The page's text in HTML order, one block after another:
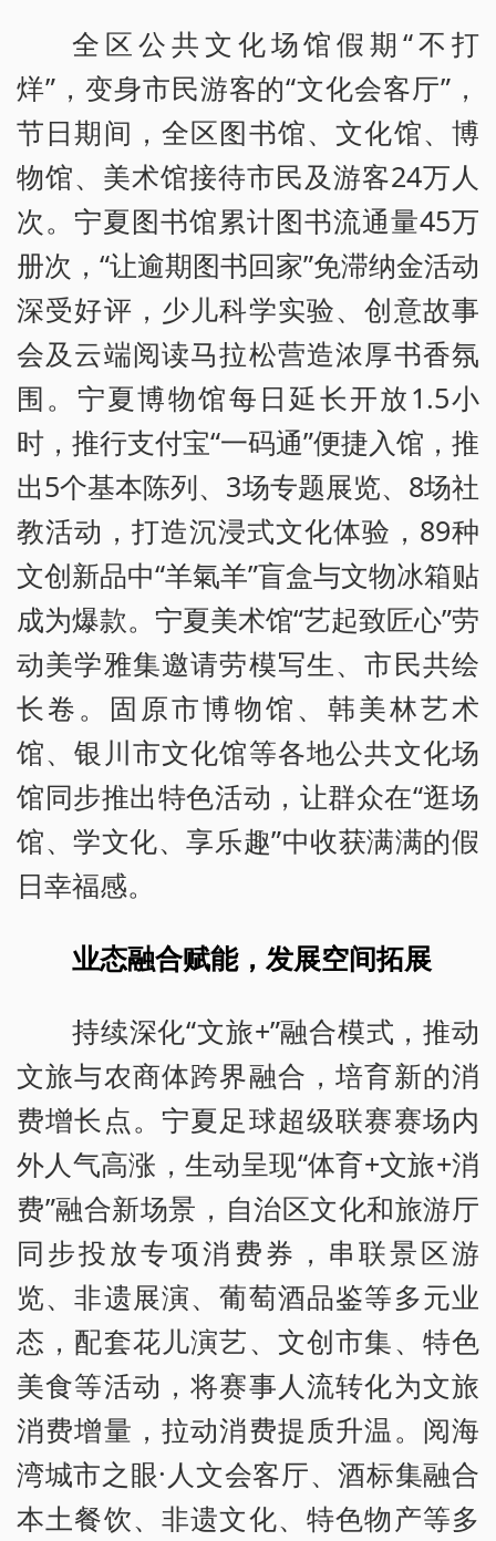
全区公共文化场馆假期“不打
烊”，变身市民游客的“文化会客厅”，
节日期间，全区图书馆、文化馆、博
物馆、美术馆接待市民及游客24万人
次。宁夏图书馆累计图书流通量45万
册次，“让逾期图书回家”免滞纳金活动
深受好评，少儿科学实验、创意故事
会及云端阅读马拉松营造浓厚书香氛
围。宁夏博物馆每日延长开放1.5小
时，推行支付宝“一码通”便捷入馆，推
出5个基本陈列、3场专题展览、8场社
教活动，打造沉浸式文化体验，89种
文创新品中“羊氣羊”盲盒与文物冰箱贴
成为爆款。宁夏美术馆“艺起致匠心”劳
动美学雅集邀请劳模写生、市民共绘
长卷。固原市博物馆、韩美林艺术
馆、银川市文化馆等各地公共文化场
馆同步推出特色活动，让群众在“逛场
馆、学文化、享乐趣”中收获满满的假
日幸福感。
业态融合赋能，发展空间拓展
持续深化“文旅+”融合模式，推动
文旅与农商体跨界融合，培育新的消
费增长点。宁夏足球超级联赛赛场内
外人气高涨，生动呈现“体育+文旅+消
费”融合新场景，自治区文化和旅游厅
同步投放专项消费券，串联景区游
览、非遗展演、葡萄酒品鉴等多元业
态，配套花儿演艺、文创市集、特色
美食等活动，将赛事人流转化为文旅
消费增量，拉动消费提质升温。阅海
湾城市之眼·人文会客厅、酒标集融合
本土餐饮、非遗文化、特色物产等多